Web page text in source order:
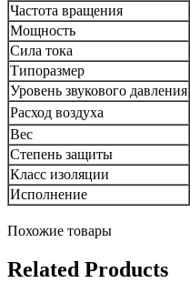
Частота вращения
Мощность
Сила тока
Типоразмер
Уровень звукового давления
Расход воздуха
Вес
Степень защиты
Класс изоляции
Исполнение
Похожие товары
Related Products